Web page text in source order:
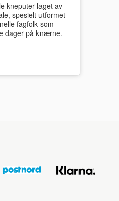
kneputer laget av
spesielt utformet
fagfolk som
dager på knærne.